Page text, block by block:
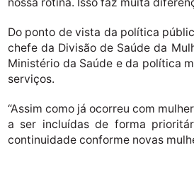
Do ponto de vista da política
chefe da Divisão de Saúde da
Ministério da Saúde e da política
serviços.
“Assim como já ocorreu com
a ser incluídas de forma
continuidade conforme novas